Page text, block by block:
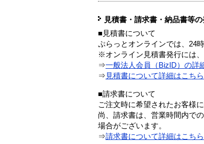
見積書・請求書・納品書等
■見積書について
ぷらっとオンラインでは、24
※オンライン見積書発行には
⇒一般法人会員（BizID）の詳
⇒ 見積書について詳細はこちら
■請求書について
ご注文時に希望されたお客様
尚、請求書は、営業時間内で
場合がございます。
⇒請求書について詳細はこちら